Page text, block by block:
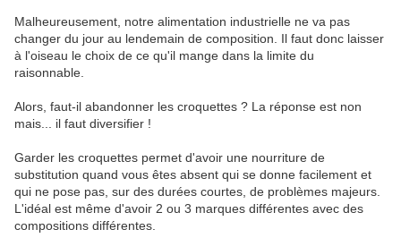
Malheureusement, notre alimentation industrielle ne va pas
changer du jour au lendemain de composition. Il faut donc laisser
à l'oiseau le choix de ce qu'il mange dans la limite du
raisonnable.
Alors, faut-il abandonner les croquettes ? La réponse est non
mais... il faut diversifier !
Garder les croquettes permet d'avoir une nourriture de
substitution quand vous êtes absent qui se donne facilement et
qui ne pose pas, sur des durées courtes, de problèmes majeurs.
L'idéal est même d'avoir 2 ou 3 marques différentes avec des
compositions différentes.